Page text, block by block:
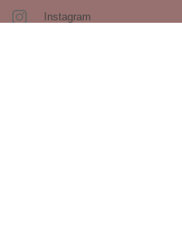
Instagram